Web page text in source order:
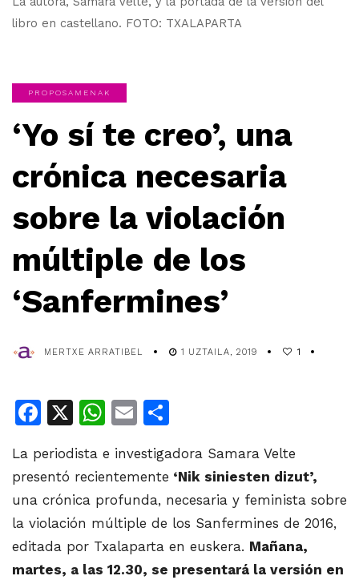
libro en castellano. FOTO: TXALAPARTA
PROPOSAMENAK
‘Yo sí te creo’, una
crónica necesaria
sobre la violación
múltiple de los
‘Sanfermines’
MERTXE ARRATIBEL 1 UZTAILA, 2019 1
Facebook
X WhatsApp
Email
La periodista e investigadora Samara Velte
presentó recientemente ‘Nik siniesten dizut’,
una crónica profunda, necesaria y feminista sobre
la violación múltiple de los Sanfermines de 2016,
editada por Txalaparta en euskera. Mañana,
martes, a las 12.30, se presentará la versión en